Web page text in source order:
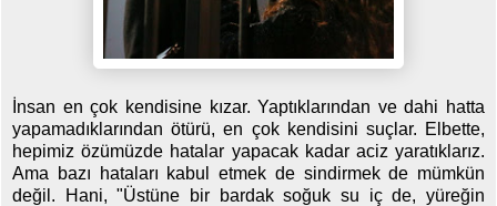
İnsan en çok kendisine kızar. Yaptıklarından ve dahi hatta
yapamadıklarından ötürü, en çok kendisini suçlar. Elbette,
hepimiz özümüzde hatalar yapacak kadar aciz yaratıklarız.
Ama bazı hataları kabul etmek de sindirmek de mümkün
değil. Hani, "Üstüne bir bardak soğuk su iç de, yüreğin